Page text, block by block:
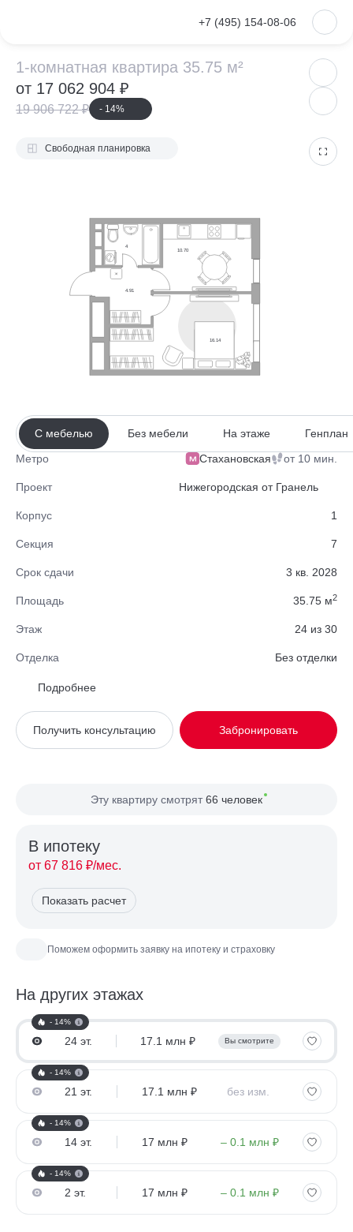
+7 (495) 154-08-06
1-комнатная
1-комнатная квартира 35.75 м²
от 17 062 904 ₽
19 906 722 ₽ - 14%
VKontakte
Метро Стахановская от 10 мин.
Проект Нижегородская от Гранель
Корпус 1
Секция 7
Срок сдачи 3 кв. 2028
Площадь 35.75 м2
Этаж 24 из 30
Отделка Без отделки
Район
Вид из окна На улицу
Планировка Односторонняя
Подробнее
Забронировать
Получить консультацию
Эту квартиру смотрят 66 человек
В ипотекy
от 67 816 ₽/мес.
Показать расчет
Поможем оформить заявку на ипотеку и страховку
На других этажах
- 14%
24 эт. 17.1 млн ₽ Вы смотрите
- 14%
21 эт. 17.1 млн ₽ без изм.
- 14%
14 эт. 17 млн ₽ – 0.1 млн ₽
- 14%
2 эт. 17 млн ₽ – 0.1 млн ₽
16.14
10.70
4
4.91
Свободная планировка
С мебелью Без мебели На этаже Генплан